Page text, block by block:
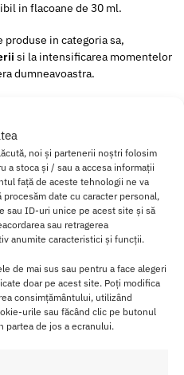
noi și partenerii noștri folosim
stoca și / sau a accesa informații
față de aceste tehnologii ne va
date cu caracter personal,
sau ID-uri unice pe acest site și să
sau retragerea
anumite caracteristici și funcții.
de mai sus sau pentru a face alegeri
doar pe acest site. Poți modifica
consimțământului, utilizând
urile sau făcând clic pe butonul
partea de jos a ecranului.
in flacoane de 30 ml.
in categoria sa,
si la intensificarea momentelor
dumneavoastra.
pentru a
placerii sexuale pentru o
precoce sau doriti sa va
TORO este potrivit pentru
TOROeste sigur pentru uz , fiind
nocive pentru sanatate.
gelului TOROnu